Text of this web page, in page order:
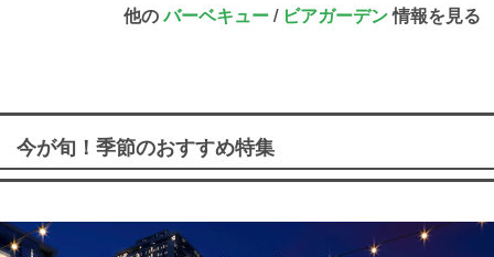
他のバーベキュー/ ビアガーデン情報を見る
今が旬！季節のおすすめ特集